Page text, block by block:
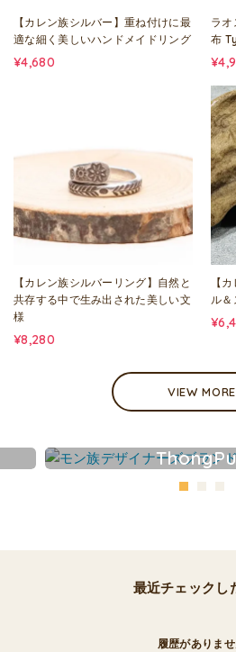
【カレン族シルバー】重ね付けに最
適な細く美しいハンドメイドリング
¥4,680
ラ
布
【カレン族シルバーリング】自然と
共存する中で生み出された美しい文
様
¥8,280
【
ル
VIEW MORE
最近チェックし
履歴がありま